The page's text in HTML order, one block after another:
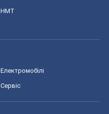
НМТ
Електромобілі
Сервіс